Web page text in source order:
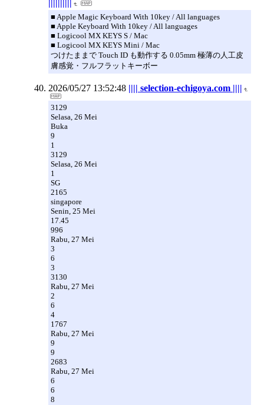
||||||||||
■ Apple Magic Keyboard With 10key / All languages
■ Apple Keyboard With 10key / All languages
■ Logicool MX KEYS S / Mac
■ Logicool MX KEYS Mini / Mac
つけたままで Touch ID も動作する 0.05mm 極薄の人工皮
膚感覚・フルフラットキーボー
2026/05/27 13:52:48 |||| selection-echigoya.com ||||
3129
Selasa, 26 Mei
Buka
9
1
3129
Selasa, 26 Mei
1
SG
2165
singapore
Senin, 25 Mei
17.45
996
Rabu, 27 Mei
3
6
3
3130
Rabu, 27 Mei
2
6
4
1767
Rabu, 27 Mei
9
9
2683
Rabu, 27 Mei
6
6
8